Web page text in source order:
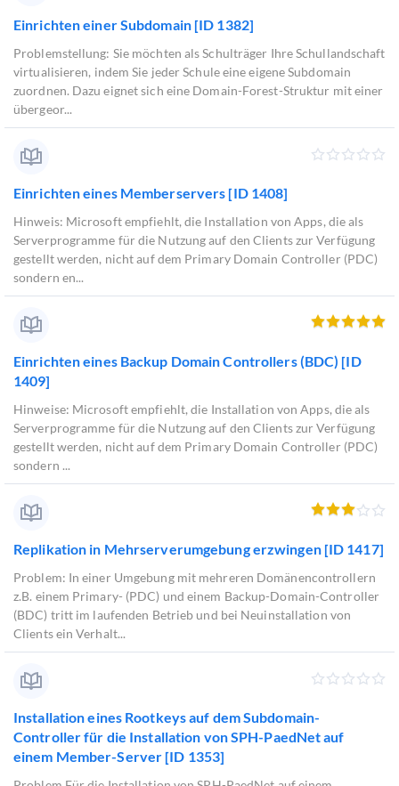
Einrichten einer Subdomain [ID 1382]
Problemstellung: Sie möchten als Schulträger Ihre Schullandschaft
virtualisieren, indem Sie jeder Schule eine eigene Subdomain
zuordnen. Dazu eignet sich eine Domain-Forest-Struktur mit einer
übergeor...
Einrichten eines Memberservers [ID 1408]
Hinweis: Microsoft empfiehlt, die Installation von Apps, die als
Serverprogramme für die Nutzung auf den Clients zur Verfügung
gestellt werden, nicht auf dem Primary Domain Controller (PDC)
sondern en...
Einrichten eines Backup Domain Controllers (BDC) [ID
1409]
Hinweise: Microsoft empfiehlt, die Installation von Apps, die als
Serverprogramme für die Nutzung auf den Clients zur Verfügung
gestellt werden, nicht auf dem Primary Domain Controller (PDC)
sondern ...
Replikation in Mehrserverumgebung erzwingen [ID 1417]
Problem: In einer Umgebung mit mehreren Domänencontrollern
z.B. einem Primary- (PDC) und einem Backup-Domain-Controller
(BDC) tritt im laufenden Betrieb und bei Neuinstallation von
Clients ein Verhalt...
Installation eines Rootkeys auf dem Subdomain-
Controller für die Installation von SPH-PaedNet auf
einem Member-Server [ID 1353]